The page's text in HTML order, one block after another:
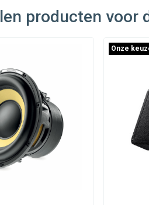
producten voor
Onze